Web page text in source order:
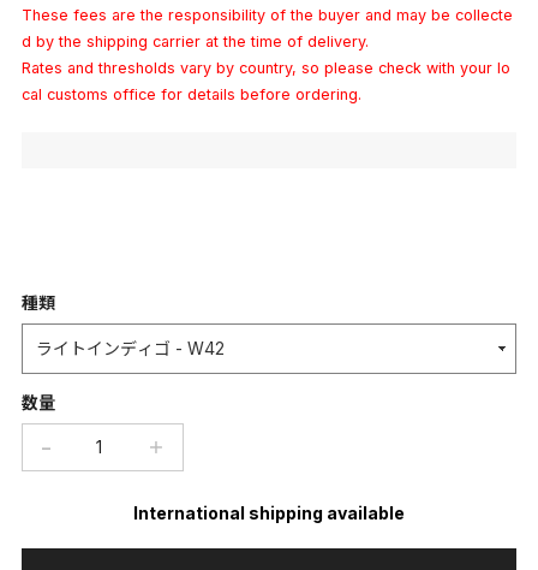
These fees are the responsibility of the buyer and may be collecte
d by the shipping carrier at the time of delivery.
Rates and thresholds vary by country, so please check with your lo
cal customs office for details before ordering.
種類
数量
− ＋
International shipping available